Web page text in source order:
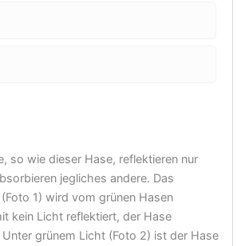
so wie dieser Hase, reflektieren nur
jegliches andere. Das
1) wird vom grünen Hasen
kein Licht reflektiert, der Hase
grünem Licht (Foto 2) ist der Hase